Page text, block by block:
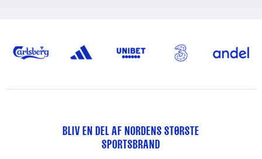
BLIV EN DEL AF NORDENS STØRSTE
SPORTSBRAND